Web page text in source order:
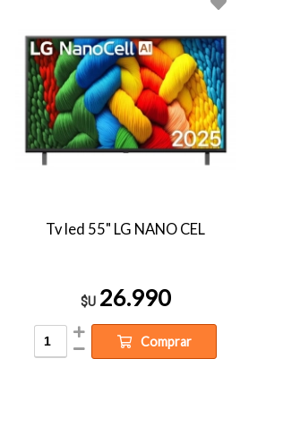
Tv led 55" LG NANO CEL
$U 26.990
Comprar